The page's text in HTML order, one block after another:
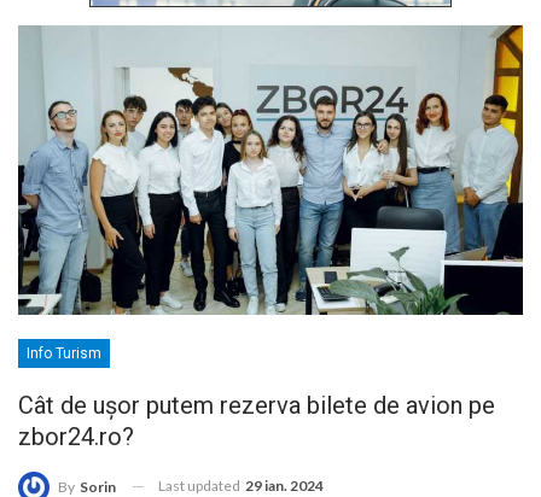
Info Turism
Cât de ușor putem rezerva bilete de avion pe
zbor24.ro?
By Sorin Last updated 29 ian. 2024